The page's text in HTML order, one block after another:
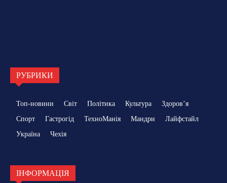
РУБРИКИ
Топ-новини Світ Політика Культура
Здоровʼя
Спорт
Гастрогід ТехноМанія Мандри
Лайфстайл
Україна
Чехія
ІНФОРМАЦІЯ